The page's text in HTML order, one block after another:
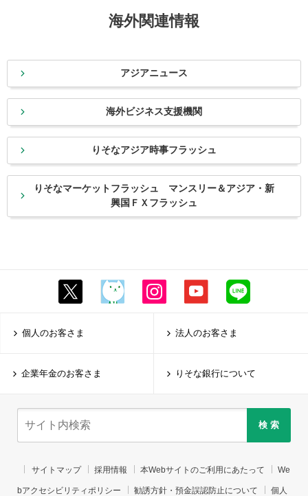
海外関連情報
アジアニュース
海外ビジネス支援機関
りそなアジア時事フラッシュ
りそなマーケットフラッシュ マンスリー＆アジア・新
興国ＦＸフラッシュ
個人のお客さま 法人のお客さま
企業年金のお客さま りそな銀行について
検 索
サイトマップ 採用情報 本Webサイトのご利用にあたって We
bアクセシビリティポリシー 勧誘方針・預金誤認防止について 個人